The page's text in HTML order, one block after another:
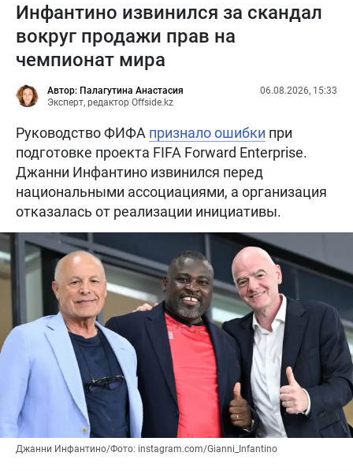
Инфантино извинился за скандал
вокруг продажи прав на
чемпионат мира
Автор: Палагутина Анастасия
Эксперт, редактор Offside.kz
06.08.2026, 15:33
Руководство ФИФА признало ошибки при
подготовке проекта FIFA Forward Enterprise.
Джанни Инфантино извинился перед
национальными ассоциациями, а организация
отказалась от реализации инициативы.
Джанни Инфантино/Фото: instagram.com/Gianni_Infantino